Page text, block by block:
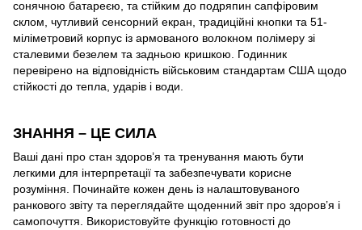
сонячною батареєю, та стійким до подряпин сапфіровим
склом, чутливий сенсорний екран, традиційні кнопки та 51-
міліметровий корпус із армованого волокном полімеру зі
сталевими безелем та задньою кришкою. Годинник
перевірено на відповідність військовим стандартам США щодо
стійкості до тепла, ударів і води.
ЗНАННЯ – ЦЕ СИЛА
Ваші дані про стан здоров’я та тренування мають бути
легкими для інтерпретації та забезпечувати корисне
розуміння. Починайте кожен день із налаштовуваного
ранкового звіту та переглядайте щоденний звіт про здоров’я і
самопочуття. Використовуйте функцію готовності до